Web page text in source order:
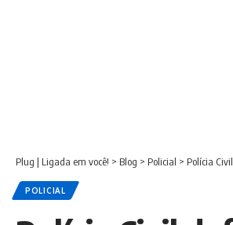
Plug | Ligada em você! > Blog > Policial > Polícia Civil deflagra
POLICIAL